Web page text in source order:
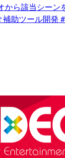
ら該当シーン
助ツール開発